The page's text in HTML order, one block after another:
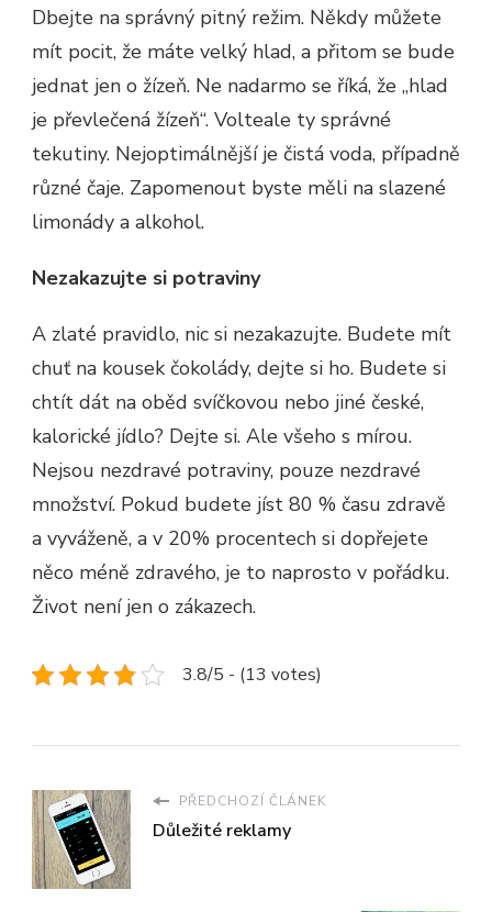
Dbejte na správný pitný režim. Někdy můžete
mít pocit, že máte velký hlad, a přitom se bude
jednat jen o žízeň. Ne nadarmo se říká, že „hlad
je převlečená žízeň“. Volteale ty správné
tekutiny. Nejoptimálnější je čistá voda, případně
různé čaje. Zapomenout byste měli na slazené
limonády a alkohol.
Nezakazujte si potraviny
A zlaté pravidlo, nic si nezakazujte. Budete mít
chuť na kousek čokolády, dejte si ho. Budete si
chtít dát na oběd svíčkovou nebo jiné české,
kalorické jídlo? Dejte si. Ale všeho s mírou.
Nejsou nezdravé potraviny, pouze nezdravé
množství. Pokud budete jíst 80 % času zdravě
a vyváženě, a v 20% procentech si dopřejete
něco méně zdravého, je to naprosto v pořádku.
Život není jen o zákazech.
3.8/5 - (13 votes)
PŘEDCHOZÍ ČLÁNEK
Důležité reklamy